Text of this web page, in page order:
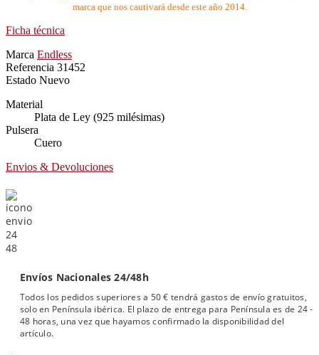
marca que nos cautivará desde este año 2014.
Ficha técnica
Marca Endless
Referencia 31452
Estado Nuevo
Material
Plata de Ley (925 milésimas)
Pulsera
Cuero
Envios & Devoluciones
Envíos Nacionales 24/48h
Todos los pedidos superiores a 50 € tendrá gastos de envío gratuitos,
solo en Península ibérica. El plazo de entrega para Península es de 24 -
48 horas, una vez que hayamos confirmado la disponibilidad del
artículo.